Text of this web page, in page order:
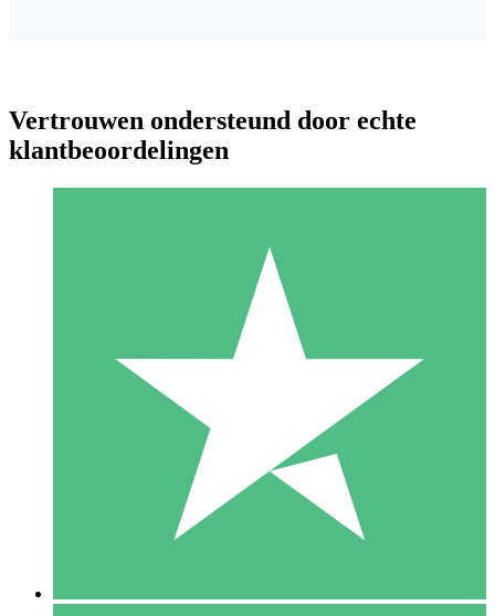
Individuele Creditpakketten
Betaal per gebruik met downloadtegoeden. Geen maandelijkse
1000
Vertrouwen ondersteund door echte
klantbeoordelingen